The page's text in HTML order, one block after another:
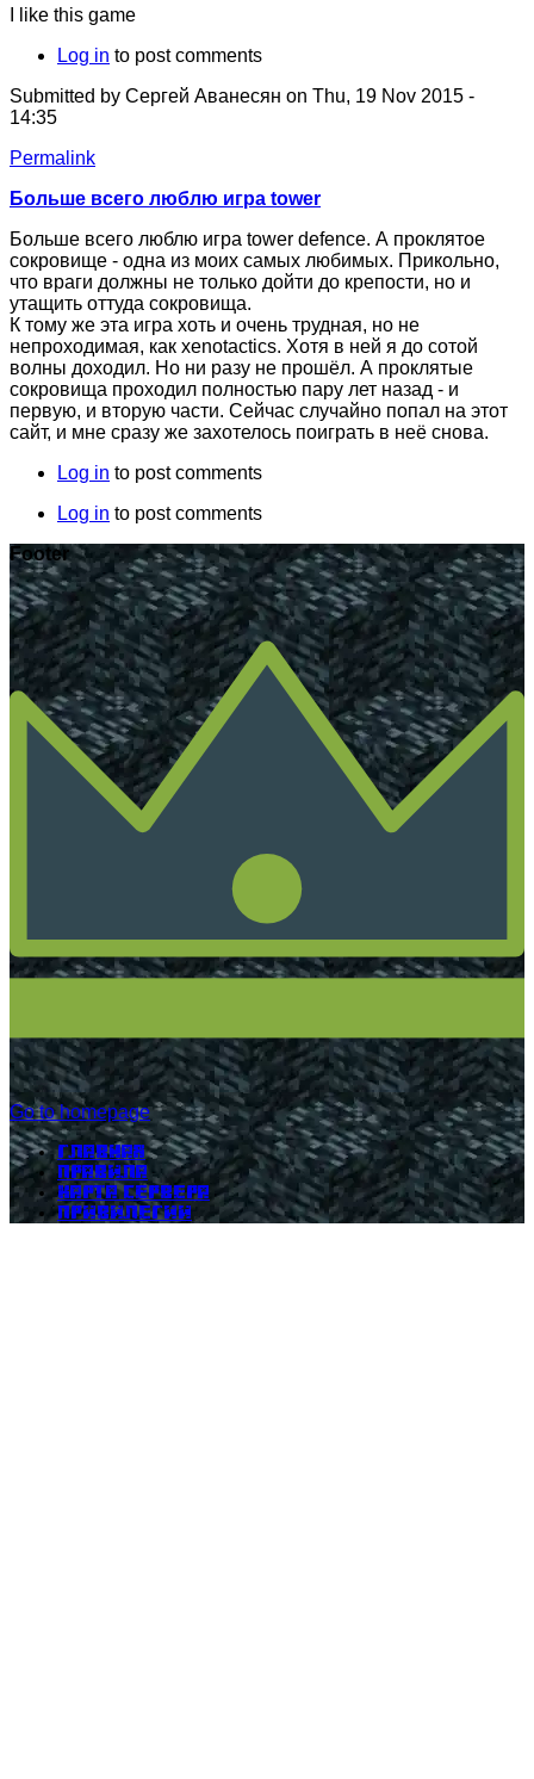
I like this game
Log in to post comments
Submitted by Сергей Аванесян on Thu, 19 Nov 2015 -
14:35
Permalink
Больше всего люблю игра tower
Больше всего люблю игра tower defence. А проклятое
сокровище - одна из моих самых любимых. Прикольно,
что враги должны не только дойти до крепости, но и
утащить оттуда сокровища.
К тому же эта игра хоть и очень трудная, но не
непроходимая, как xenotactics. Хотя в ней я до сотой
волны доходил. Но ни разу не прошёл. А проклятые
сокровища проходил полностью пару лет назад - и
первую, и вторую части. Сейчас случайно попал на этот
сайт, и мне сразу же захотелось поиграть в неё снова.
Log in to post comments
Log in to post comments
Footer
Go to homepage
Главная
Правила
Карта сервера
Привилегии